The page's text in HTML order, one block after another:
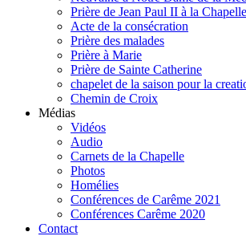
Prière de Jean Paul II à la Chapelle
Acte de la consécration
Prière des malades
Prière à Marie
Prière de Sainte Catherine
chapelet de la saison pour la
Chemin de Croix
Médias
Vidéos
Audio
Carnets de la Chapelle
Photos
Homélies
Conférences de Carême 2021
Conférences Carême 2020
Contact